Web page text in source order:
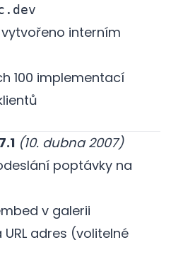
interním
100 implementací
(10. dubna 2007)
poptávky na
v galerii
adres (volitelné